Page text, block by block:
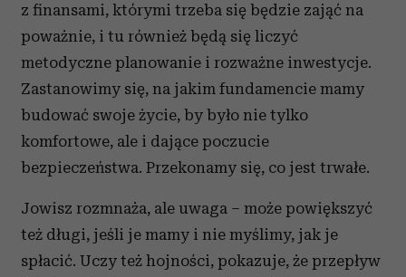
z finansami, którymi trzeba się będzie zająć na
poważnie, i tu również będą się liczyć
metodyczne planowanie i rozważne inwestycje.
Zastanowimy się, na jakim fundamencie mamy
budować swoje życie, by było nie tylko
komfortowe, ale i dające poczucie
bezpieczeństwa. Przekonamy się, co jest trwałe.
Jowisz rozmnaża, ale uwaga – może powiększyć
też długi, jeśli je mamy i nie myślimy, jak je
spłacić. Uczy też hojności, pokazuje, że przepływ